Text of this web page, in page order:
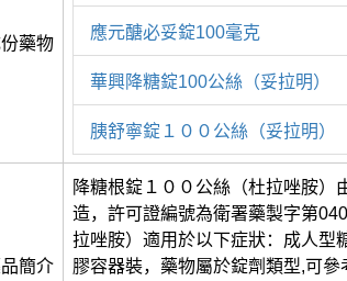
藥物
應元醣必妥錠100毫克
華興降糖錠100公絲（妥拉明）
胰舒寧錠１００公絲（妥拉明）
簡介
降糖根錠１００公絲（杜拉唑胺）
造，許可證編號為衛署藥製字第
拉唑胺）適用於以下症狀：成人型
膠容器裝，藥物屬於錠劑類型,可